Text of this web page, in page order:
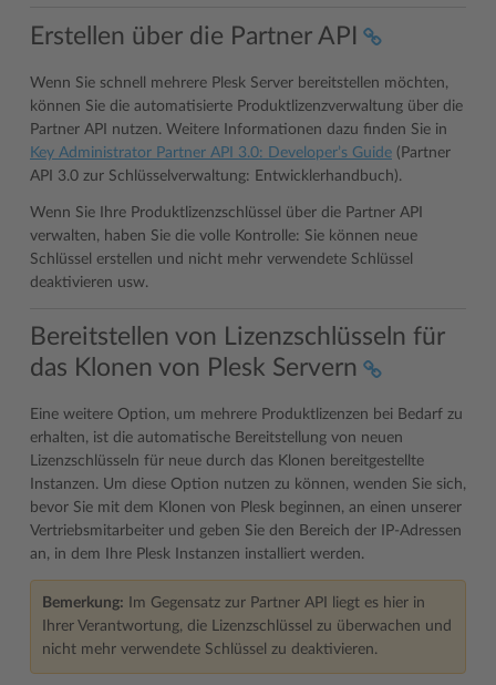
Erstellen über die Partner API
Wenn Sie schnell mehrere Plesk Server bereitstellen möchten,
können Sie die automatisierte Produktlizenzverwaltung über die
Partner API nutzen. Weitere Informationen dazu finden Sie in
Key Administrator Partner API 3.0: Developer’s Guide (Partner
API 3.0 zur Schlüsselverwaltung: Entwicklerhandbuch).
Wenn Sie Ihre Produktlizenzschlüssel über die Partner API
verwalten, haben Sie die volle Kontrolle: Sie können neue
Schlüssel erstellen und nicht mehr verwendete Schlüssel
deaktivieren usw.
Bereitstellen von Lizenzschlüsseln für
das Klonen von Plesk Servern
Eine weitere Option, um mehrere Produktlizenzen bei Bedarf zu
erhalten, ist die automatische Bereitstellung von neuen
Lizenzschlüsseln für neue durch das Klonen bereitgestellte
Instanzen. Um diese Option nutzen zu können, wenden Sie sich,
bevor Sie mit dem Klonen von Plesk beginnen, an einen unserer
Vertriebsmitarbeiter und geben Sie den Bereich der IP-Adressen
an, in dem Ihre Plesk Instanzen installiert werden.
Bemerkung: Im Gegensatz zur Partner API liegt es hier in
Ihrer Verantwortung, die Lizenzschlüssel zu überwachen und
nicht mehr verwendete Schlüssel zu deaktivieren.